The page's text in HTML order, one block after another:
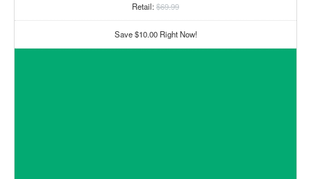
Retail:$69.99
Save $10.00 Right Now!